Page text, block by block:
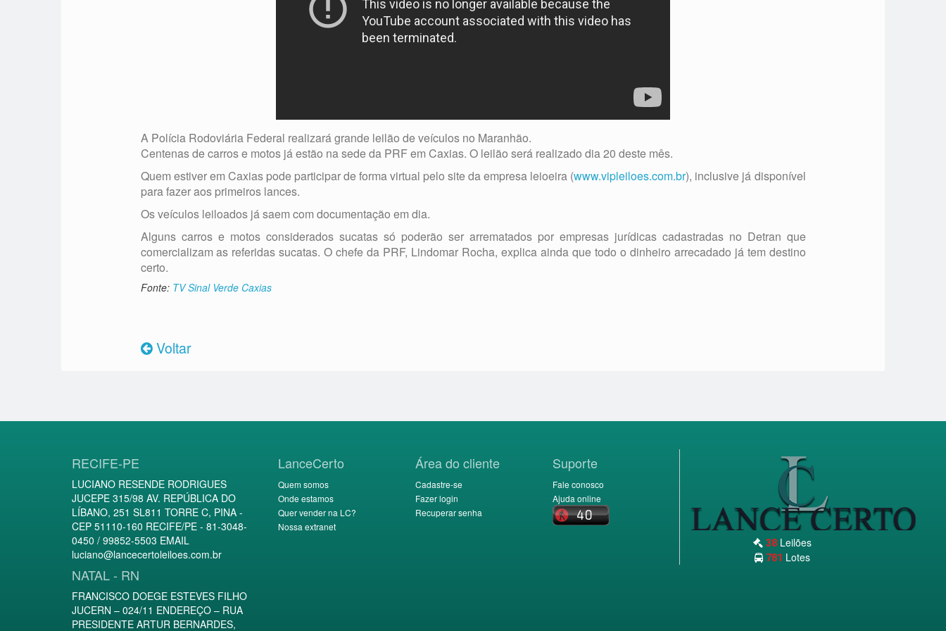
A Polícia Rodoviária Federal realizará grande leilão de veículos no Maranhão.
Centenas de carros e motos já estão na sede da PRF em Caxias. O leilão será realizado dia 20 deste mês.
Quem estiver em Caxias pode participar de forma virtual pelo site da empresa leioeira (www.vipleiloes.com.br), inclusive já disponível
para fazer aos primeiros lances.
Os veículos leiloados já saem com documentação em dia.
Alguns carros e motos considerados sucatas só poderão ser arrematados por empresas jurídicas cadastradas no Detran que
comercializam as referidas sucatas. O chefe da PRF, Lindomar Rocha, explica ainda que todo o dinheiro arrecadado já tem destino
certo.
Fonte: TV Sinal Verde Caxias
Voltar
RECIFE-PE
LUCIANO RESENDE RODRIGUES
JUCEPE 315/98 AV. REPÚBLICA DO
LÍBANO, 251 SL811 TORRE C, PINA -
CEP 51110-160 RECIFE/PE - 81-3048-
0450 / 99852-5503 EMAIL
luciano@lancecertoleiloes.com.br
NATAL - RN
FRANCISCO DOEGE ESTEVES FILHO
JUCERN – 024/11 ENDEREÇO – RUA
PRESIDENTE ARTUR BERNARDES,
LanceCerto
Quem somos
Onde estamos
Quer vender na LC?
Nossa extranet
Área do cliente
Cadastre-se
Fazer login
Recuperar senha
Suporte
Fale conosco
Ajuda online
38Leilões
781 Lotes